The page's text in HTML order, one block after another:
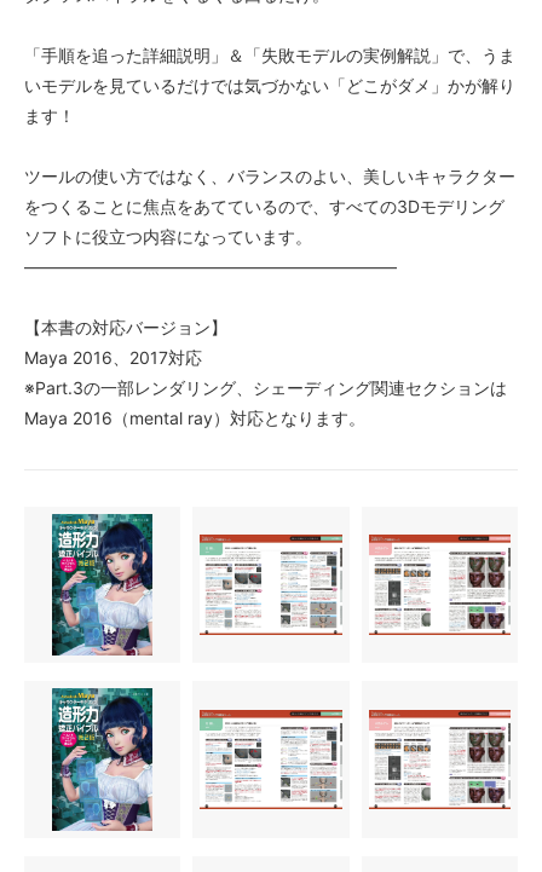
「手順を追った詳細説明」＆「失敗モデルの実例解説」で、うま
いモデルを見ているだけでは気づかない「どこがダメ」かが解り
ます！
ツールの使い方ではなく、バランスのよい、美しいキャラクター
をつくることに焦点をあてているので、すべての3Dモデリング
ソフトに役立つ内容になっています。
——————————————————————
【本書の対応バージョン】
Maya 2016、2017対応
※Part.3の一部レンダリング、シェーディング関連セクションは
Maya 2016（mental ray）対応となります。